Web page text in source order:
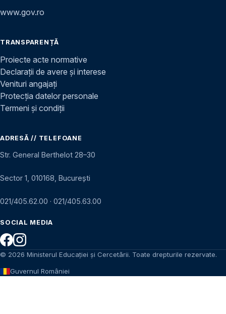
www.gov.ro
TRANSPARENȚĂ
Proiecte acte normative
Declarații de avere și interese
Venituri angajați
Protecția datelor personale
Termeni și condiții
ADRESĂ // TELEFOANE
Str. General Berthelot 28–30
Sector 1, 010168, București
021/405.62.00 · 021/405.63.00
SOCIAL MEDIA
© 2026 Ministerul Educației și Cercetării. Toate drepturile rezervate.
Guvernul României